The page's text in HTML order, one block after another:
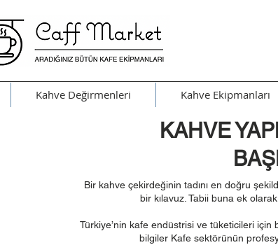
Kahve Değirmenleri Kahve Ekipmanları
KAHVE
Bir kahve çekirdeğinin tadını en doğru
bir kılavuz. Tabii buna ek
Türkiye’nin kafe endüstrisi ve tüketicileri
bilgiler Kafe sektörünün